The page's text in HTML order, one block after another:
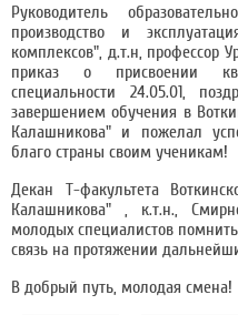
Руководитель
производство и
комплексов", д.т.н, профессор
приказ о присвоении
специальности 24.05.01,
завершением обучения в
Калашникова" и пожелал
благо страны своим ученикам!
Декан Т-факультета
Калашникова" , к.т.н.,
молодых специалистов
связь на протяжении
В добрый путь, молодая смена!